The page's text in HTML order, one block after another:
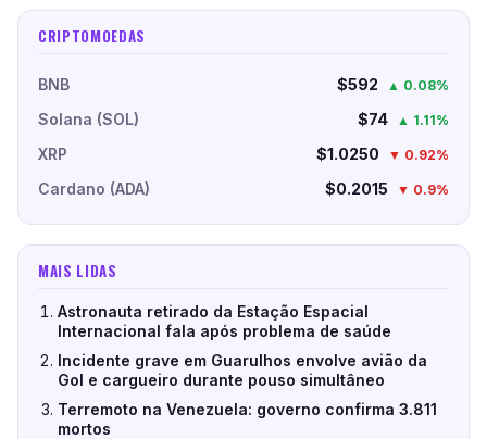
CRIPTOMOEDAS
BNB $592 ▲ 0.08%
Solana (SOL) $74 ▲ 1.11%
XRP $1.0250 ▼ 0.92%
Cardano (ADA) $0.2015 ▼ 0.9%
MAIS LIDAS
Astronauta retirado da Estação Espacial
Internacional fala após problema de saúde
Incidente grave em Guarulhos envolve avião da
Gol e cargueiro durante pouso simultâneo
Terremoto na Venezuela: governo confirma 3.811
mortos